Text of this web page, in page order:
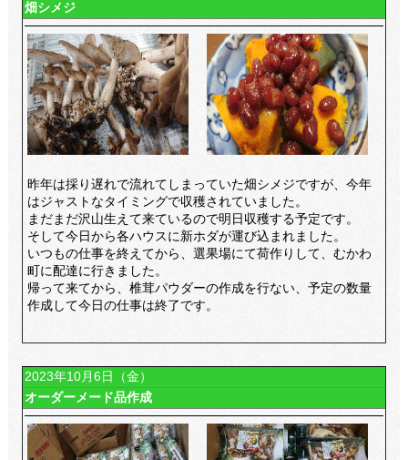
畑シメジ
昨年は採り遅れで流れてしまっていた畑シメジですが、今年
はジャストなタイミングで収穫されていました。
まだまだ沢山生えて来ているので明日収穫する予定です。
そして今日から各ハウスに新ホダが運び込まれました。
いつもの仕事を終えてから、選果場にて荷作りして、むかわ
町に配達に行きました。
帰って来てから、椎茸パウダーの作成を行ない、予定の数量
作成して今日の仕事は終了です。
2023年10月6日（金）
オーダーメード品作成